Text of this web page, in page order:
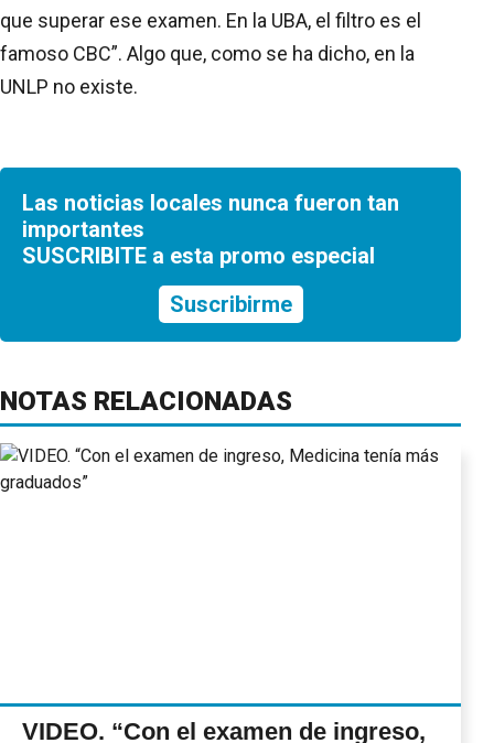
que superar ese examen. En la UBA, el filtro es el
famoso CBC”. Algo que, como se ha dicho, en la
UNLP no existe.
Las noticias locales nunca fueron tan
importantes
SUSCRIBITE a esta promo especial
Suscribirme
NOTAS RELACIONADAS
VIDEO. “Con el examen de ingreso,